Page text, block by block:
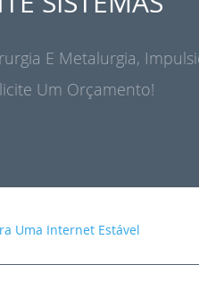
E Metalurgia,
Um Orçamento!
Uma Internet Estável